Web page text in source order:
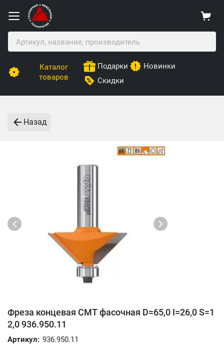
Каталог
товаров
Подарки
Новинки
Скидки
Назад
Фреза концевая CMT фасочная D=65,0 I=26,0 S=1
2,0 936.950.11
Артикул: 936.950.11